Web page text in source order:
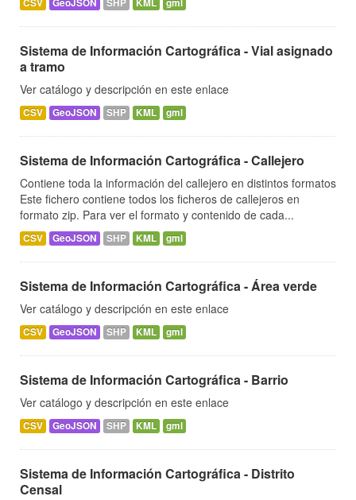
CSV GeoJSON SHP KML gml
Sistema de Información Cartográfica - Vial asignado
a tramo
Ver catálogo y descripción en este enlace
CSV GeoJSON SHP KML gml
Sistema de Información Cartográfica - Callejero
Contiene toda la información del callejero en distintos formatos
Este fichero contiene todos los ficheros de callejeros en
formato zip. Para ver el formato y contenido de cada...
CSV GeoJSON SHP KML gml
Sistema de Información Cartográfica - Área verde
Ver catálogo y descripción en este enlace
CSV GeoJSON SHP KML gml
Sistema de Información Cartográfica - Barrio
Ver catálogo y descripción en este enlace
CSV GeoJSON SHP KML gml
Sistema de Información Cartográfica - Distrito
Censal